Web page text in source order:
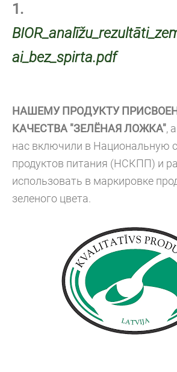
1.
ai_bez_spirta.pdf
НАШЕМУ ПРОДУКТУ
КАЧЕСТВА "ЗЕЛЁНАЯ ЛОЖКА",
нас включили в Национальную
продуктов питания (НСКПП) и
использовать в маркировке
зеленого цвета.